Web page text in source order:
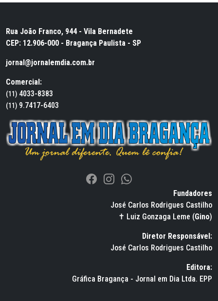
Rua João Franco, 944 - Vila Bernadete
CEP: 12.906-000 - Bragança Paulista - SP
jornal@jornalemdia.com.br
Comercial:
(11) 4033-8383
(11) 9.7417-6403
Fundadores
José Carlos Rodrigues Castilho
✝ Luiz Gonzaga Leme (Gino)
Diretor Responsável:
José Carlos Rodrigues Castilho
Editora:
Gráfica Bragança - Jornal em Dia Ltda. EPP